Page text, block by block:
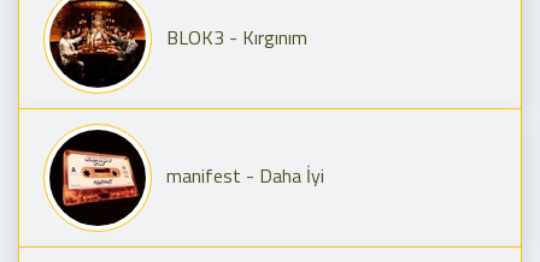
BLOK3 - Kırgınım
manifest - Daha İyi